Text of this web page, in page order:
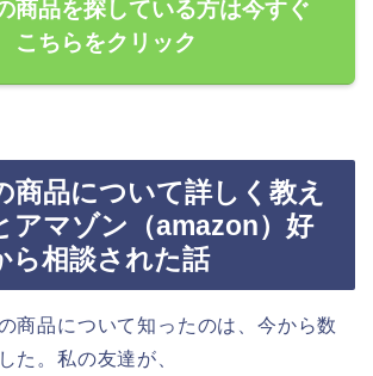
商品を探している方は今すぐ
こちらをクリック
商品について詳しく教え
アマゾン（amazon）好
ら相談された話
商品について知ったのは、今から数
た。私の友達が、